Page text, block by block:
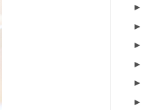
►
►
►
►
►
►